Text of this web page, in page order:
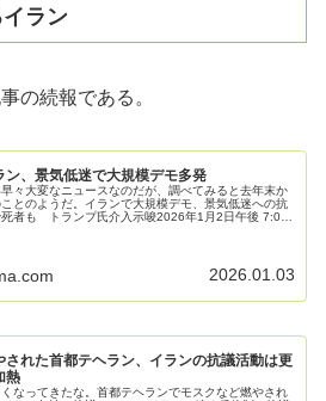
ラン
の続報である。
ン、景気低迷で大規模デモ多発
々大変なニュースなのだが、調べてみると去年末か
ことのようだ。イランで大規模デモ、景気低迷への抗
者も トランプ氏介入示唆2026年1月2日午後 7:09
2026.01.03
された首都テヘラン、イランの抗議活動は更
熱
なってきたな。首都テヘランでモスクなど燃やされ